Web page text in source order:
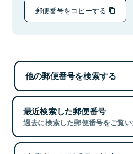
郵便番号をコピーする
他の郵便番号を検索する
最近検索した郵便番号
過去に検索した郵便番号をご覧い